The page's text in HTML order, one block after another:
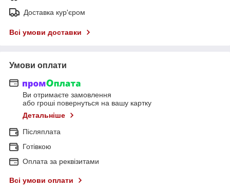
Доставка кур'єром
Всі умови доставки
Умови оплати
Ви отримаєте замовлення
або гроші повернуться на вашу картку
Детальніше
Післяплата
Готівкою
Оплата за реквізитами
Всі умови оплати